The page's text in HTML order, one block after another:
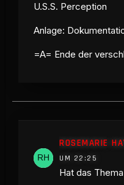
U.S.S. Perception
Anlage:
=A= Ende der
ROSEMARIE
UM 22:25
Hat das